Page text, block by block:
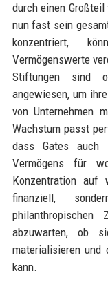
durch einen Großteil
nun fast sein
konzentriert,
Vermögenswerte
Stiftungen sind
angewiesen, um
von Unternehmen
Wachstum passt
dass Gates auch
Vermögens für
Konzentration auf
finanziell,
abzuwarten, ob
materialisieren und
kann.